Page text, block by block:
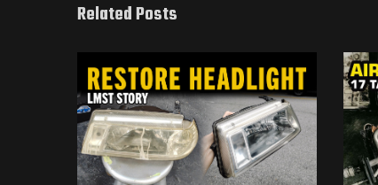
Related Posts